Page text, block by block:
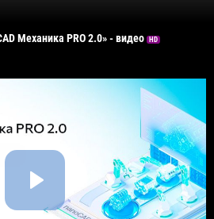
Механика PRO 2.0» - видео HD